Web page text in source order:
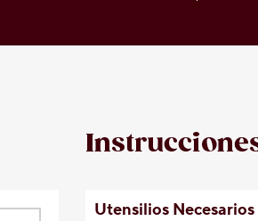
Utensilios Necesarios